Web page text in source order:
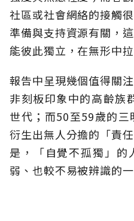
社區或社會網絡的接觸
準備與支持資源有關，
能彼此獨立，在無形中
報告中呈現幾個值得關
非刻板印象中的高齡族
世代；而50至59歲的
衍生出無人分擔的「責
是，「自覺不孤獨」的
弱、也較不易被辨識的一